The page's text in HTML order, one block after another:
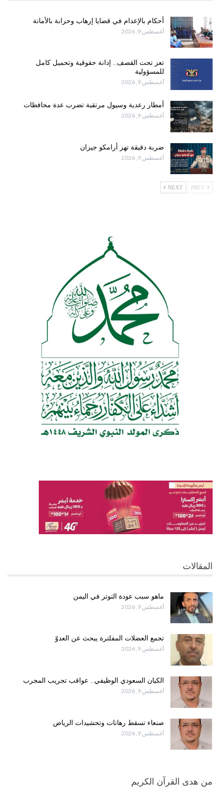
أحكام بالإعدام في قضايا إرهاب وحرابة بالأمانة
أغسطس 9, 2026
تعز تحت القصف.. إدانة حقوقية وتحميل كامل
للمسؤولية
أغسطس 9, 2026
أمطار رعدية وسيول مرتقبة تضرب عدة محافظات
أغسطس 9, 2026
ضربة دقيقة تهز أرامكو جيزان
أغسطس 9, 2026
NEXT
المقالات
ماهو سبب عودة التوتر في اليمن
أغسطس 9, 2026
تجمع العضلات المفلترة يبحث عن العدوّ
أغسطس 9, 2026
الكيان السعودي الوظيفي.. عواقب تجريب المجرب
أغسطس 9, 2026
صنعاء تسقط رهانات وتحشيدات الرياض
أغسطس 9, 2026
من هدى القرآن الكريم